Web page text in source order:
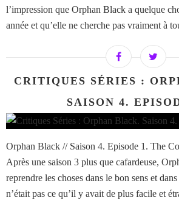
l’impression que Orphan Black a quelque
année et qu’elle ne cherche pas vraiment à
CRITIQUES SÉRIES :
SAISON 4.
Orphan Black // Saison 4. Episode 1. The
Après une saison 3 plus que cafardeuse,
reprendre les choses dans le bon sens et
n’était pas ce qu’il y avait de plus facile et